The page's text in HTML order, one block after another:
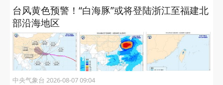
台风黄色预警！“白海豚”或将登陆浙江至福建北
部沿海地区
中央气象台 2026-08-07 09:04